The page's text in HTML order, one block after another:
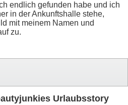
endlich gefunden habe und ich
in der Ankunftshalle stehe,
mit meinem Namen und
zu.
Urlaubsstory